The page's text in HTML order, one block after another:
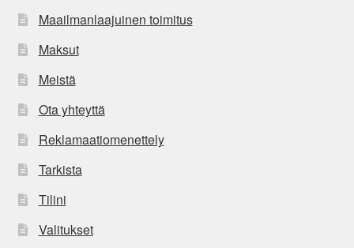
Maailmanlaajuinen toimitus
Maksut
Meistä
Ota yhteyttä
Reklamaatiomenettely
Tarkista
Tilini
Valitukset